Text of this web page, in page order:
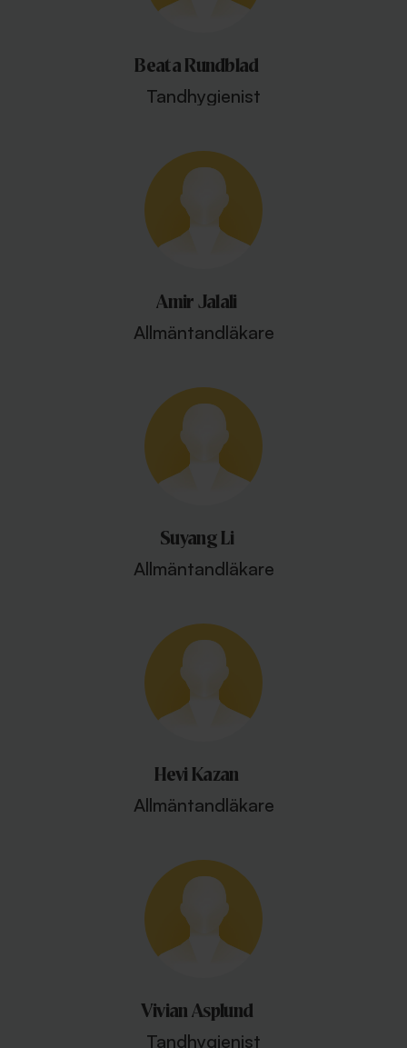
Beata Rundblad
Tandhygienist
Amir Jalali
Allmäntandläkare
Suyang Li
Allmäntandläkare
Hevi Kazan
Allmäntandläkare
Vivian Asplund
Tandhygienist